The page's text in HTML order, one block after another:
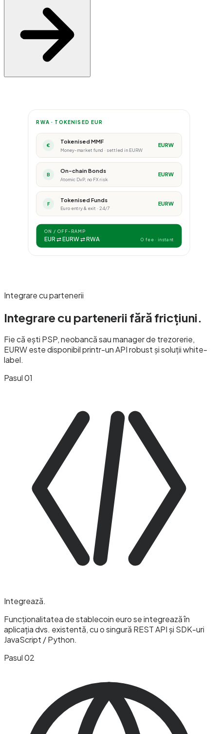
RWA · TOKENISED EUR
€
Tokenised MMF
Money-market fund · settled in EURW
EURW
B
On-chain Bonds
Atomic DvP, no FX risk
EURW
F
Tokenised Funds
Euro entry & exit · 24/7
EURW
ON / OFF-RAMP
EUR ⇄ EURW ⇄ RWA 0 fee · instant
Integrare cu partenerii
Integrare cu partenerii fără fricțiuni.
Fie că ești PSP, neobancă sau manager de trezorerie,
EURW este disponibil printr-un API robust și soluții white-
label.
Pasul 01
Integrează.
Funcționalitatea de stablecoin euro se integrează în
aplicația dvs. existentă, cu o singură REST API și SDK-uri
JavaScript / Python.
Pasul 02